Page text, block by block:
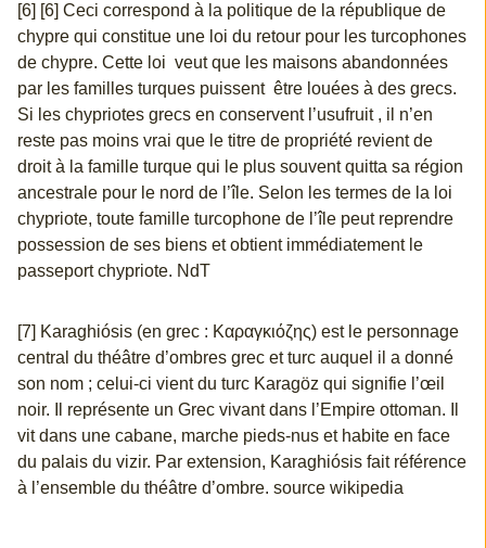
[6] [6] Ceci correspond à la politique de la république de
chypre qui constitue une loi du retour pour les turcophones
de chypre. Cette loi veut que les maisons abandonnées
par les familles turques puissent être louées à des grecs.
Si les chypriotes grecs en conservent l’usufruit , il n’en
reste pas moins vrai que le titre de propriété revient de
droit à la famille turque qui le plus souvent quitta sa région
ancestrale pour le nord de l’île. Selon les termes de la loi
chypriote, toute famille turcophone de l’île peut reprendre
possession de ses biens et obtient immédiatement le
passeport chypriote. NdT
[7] Karaghiósis (en grec : Καραγκιόζης) est le personnage
central du théâtre d’ombres grec et turc auquel il a donné
son nom ; celui-ci vient du turc Karagöz qui signifie l’œil
noir. Il représente un Grec vivant dans l’Empire ottoman. Il
vit dans une cabane, marche pieds-nus et habite en face
du palais du vizir. Par extension, Karaghiósis fait référence
à l’ensemble du théâtre d’ombre. source wikipedia